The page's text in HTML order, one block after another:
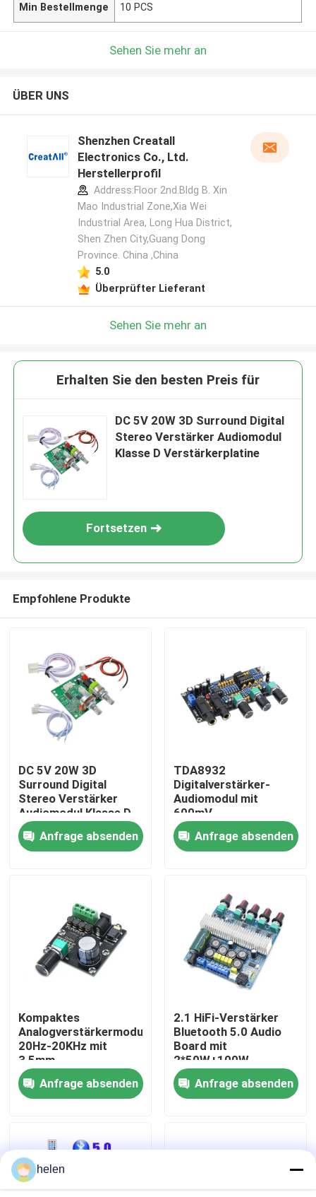
Zu Hause
Produkte
Werksbesichtigung
Qualitätskontrolle
Kontaktieren Sie uns
Neuigkeiten
Rechtssachen
Blog
Verstärker-Board-Modul
Min Bestellmenge 10 PCS
Sehen Sie mehr an
ÜBER UNS
Shenzhen Creatall
Electronics Co., Ltd.
Herstellerprofil
Address:Floor 2nd.Bldg B. Xin
Mao Industrial Zone,Xia Wei
Industrial Area, Long Hua District,
Shen Zhen City,Guang Dong
Province. China ,China
5.0
Überprüfter Lieferant
Sehen Sie mehr an
Erhalten Sie den besten Preis für
DC 5V 20W 3D Surround Digital
Stereo Verstärker Audiomodul
Klasse D Verstärkerplatine
Fortsetzen
Empfohlene Produkte
DC 5V 20W 3D
Surround Digital
Stereo Verstärker
Audiomodul Klasse D
Verstärkerplatine
Anfrage absenden
TDA8932
Digitalverstärker-
Audiomodul mit
600mV
Eingangsempfindlichkeit
90dB SNR und 3W
Ausgangsleistung
Anfrage absenden
Kompaktes
Analogverstärkermodul
20Hz-20KHz mit
3,5mm
Eingangsschnittstelle
und Silberveredelung
Anfrage absenden
2.1 HiFi-Verstärker
Bluetooth 5.0 Audio
Board mit
2*50W+100W
Ausgang und
DC12~24V
Stromversorgung
Anfrage absenden
helen